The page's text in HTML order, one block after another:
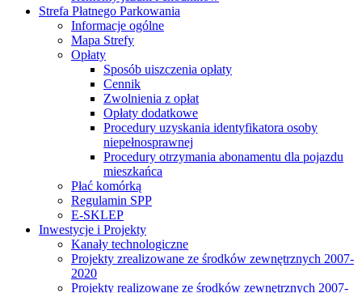
Strefa Płatnego Parkowania
Informacje ogólne
Mapa Strefy
Opłaty
Sposób uiszczenia opłaty
Cennik
Zwolnienia z opłat
Opłaty dodatkowe
Procedury uzyskania identyfikatora osoby
niepełnosprawnej
Procedury otrzymania abonamentu dla pojazdu
mieszkańca
Płać komórką
Regulamin SPP
E-SKLEP
Inwestycje i Projekty
Kanały technologiczne
Projekty zrealizowane ze środków zewnętrznych 2007-
2020
Projekty realizowane ze środków zewnętrznych 2007-